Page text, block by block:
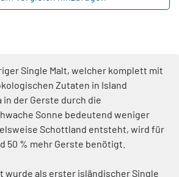
Single Malt, welcher komplett mit
Zutaten in Island
der Gerste durch die
Sonne bedeutend weniger
Schottland entsteht, wird für
50 % mehr Gerste benötigt.
wurde als erster isländischer Single